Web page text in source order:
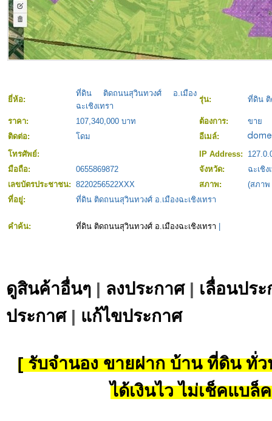
ยี่ห้อ:
ที่ดิน ติดถนนสุวินทวงศ์ อ.เมือง
ฉะเชิงเทรา
รุ่น: ที่ดิน ติ
ราคา: 107,340,000 บาท ต้องการ:
ขาย
ติดต่อ:
โดม
อีเมล์:
โทรศัพย์:
IP Address:
มือถือ:
0655869872 จังหวัด:
ฉะเชิง
เลขบัตรประชาชน: 8220256522XXX สภาพ:
(สภาพ
ที่อยู่:
ที่ดิน ติดถนนสุวินทวงศ์ อ.เมืองฉะเชิงเทรา
คำค้น: ที่ดิน ติดถนนสุวินทวงศ์ อ.เมืองฉะเชิงเทรา
ดูสินค้าอื่นๆ | ลงประกาศ| เลื่อนปร
ประกาศ| แก้ไขประกาศ
[ รับจำนอง ขายฝาก บ้าน ที่ดิน ทั่ว
ได้เงินไว ไม่เช็คแบล็